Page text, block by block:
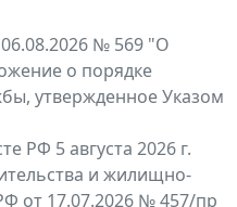
№ 569 "О
о порядке
утвержденное Указом
РФ 5 августа 2026 г.
и жилищно-
от 17.07.2026 № 457/пр